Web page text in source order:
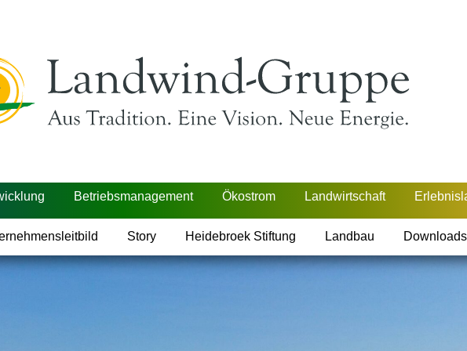
Betriebsmanagement Ökostrom Landwirtschaft
Story Heidebroek Stiftung Landbau Downloads